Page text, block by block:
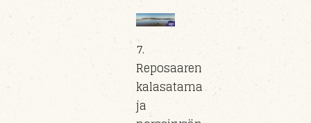
7.
Reposaaren
kalasatama
ja